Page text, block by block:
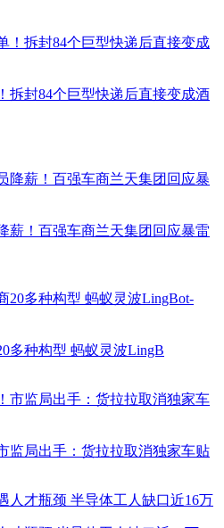
拆封84个巨型快递后直接变成酒
薪！百强车商兰天集团回应暴雷
多种构型 蚂蚁灵波LingB
监局出手：货拉拉取消独家车贴